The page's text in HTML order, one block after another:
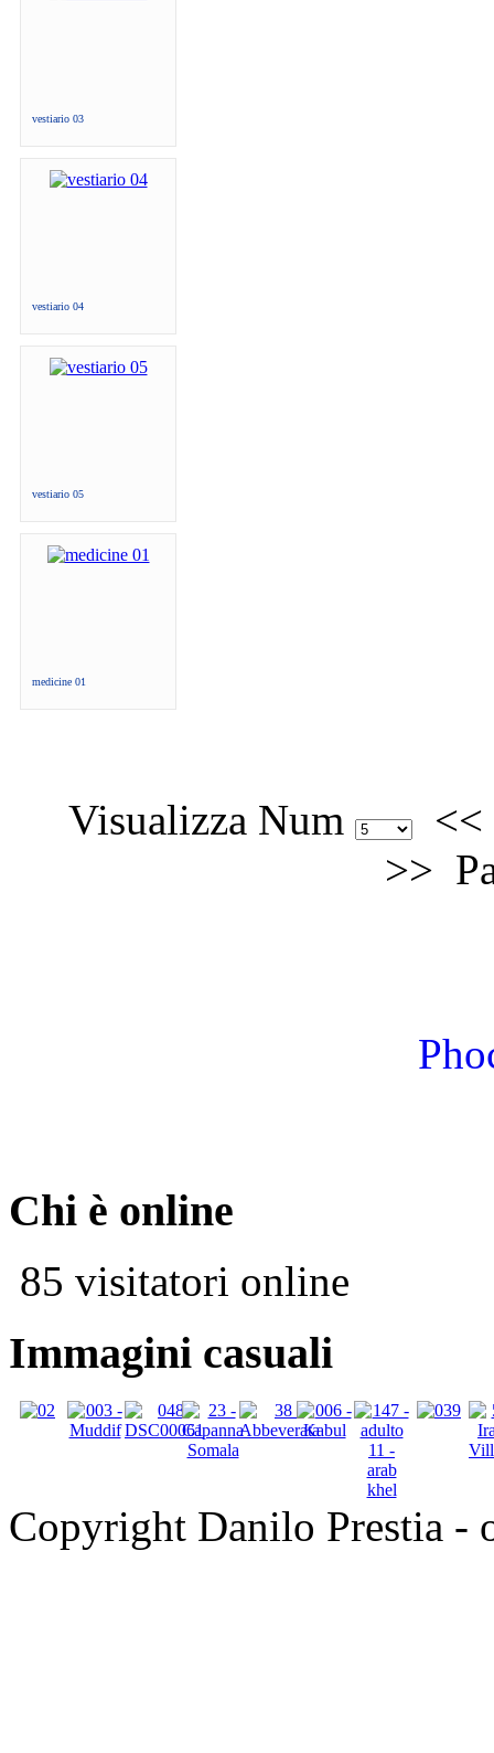
vestiario 03
vestiario 04
vestiario 05
medicine 01
Visualizza Num <<
>>
Chi è online
85 visitatori online
Immagini casuali
Copyright Danilo Prestia -